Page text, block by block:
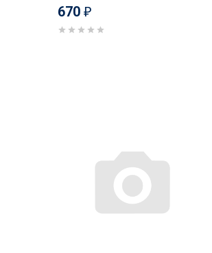
670 ₽